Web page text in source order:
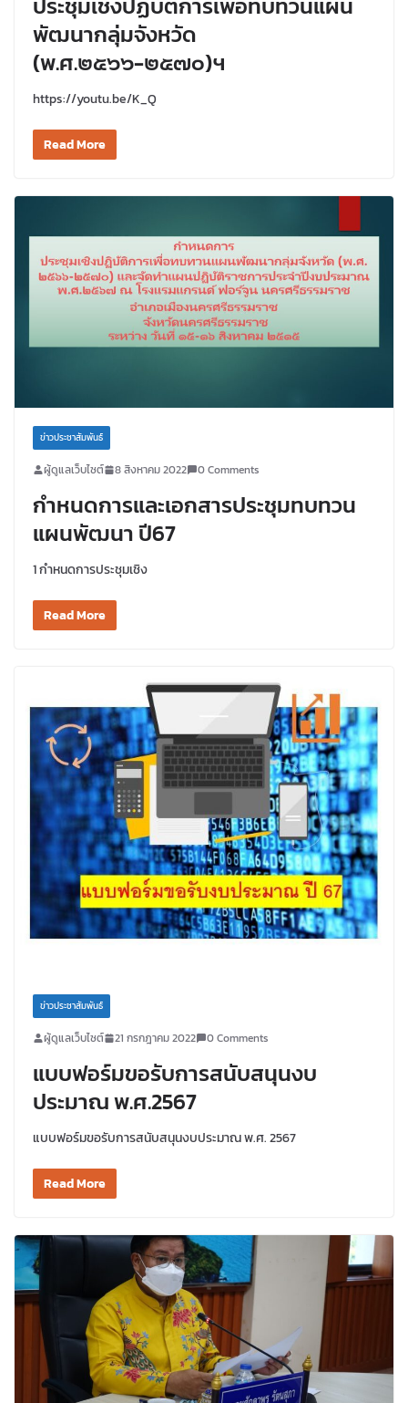
พัฒนากลุ่มจังหวัด
(พ.ศ.๒๕๖๖-๒๕๗๐)ฯ
https://youtu.be/K_Q
Read More
ข่าวประชาสัมพันธ์
ผู้ดูแลเว็บไซต์ 8 สิงหาคม 2022 0 Comments
กําหนดการและเอกสารประชุมทบทวน
แผนพัฒนา ปี67
1 กำหนดการประชุมเชิง
Read More
ข่าวประชาสัมพันธ์
ผู้ดูแลเว็บไซต์ 21 กรกฎาคม 2022 0 Comments
แบบฟอร์มขอรับการสนับสนุนงบ
ประมาณ พ.ศ.2567
แบบฟอร์มขอรับการสนับสนุนงบประมาณ พ.ศ. 2567
Read More